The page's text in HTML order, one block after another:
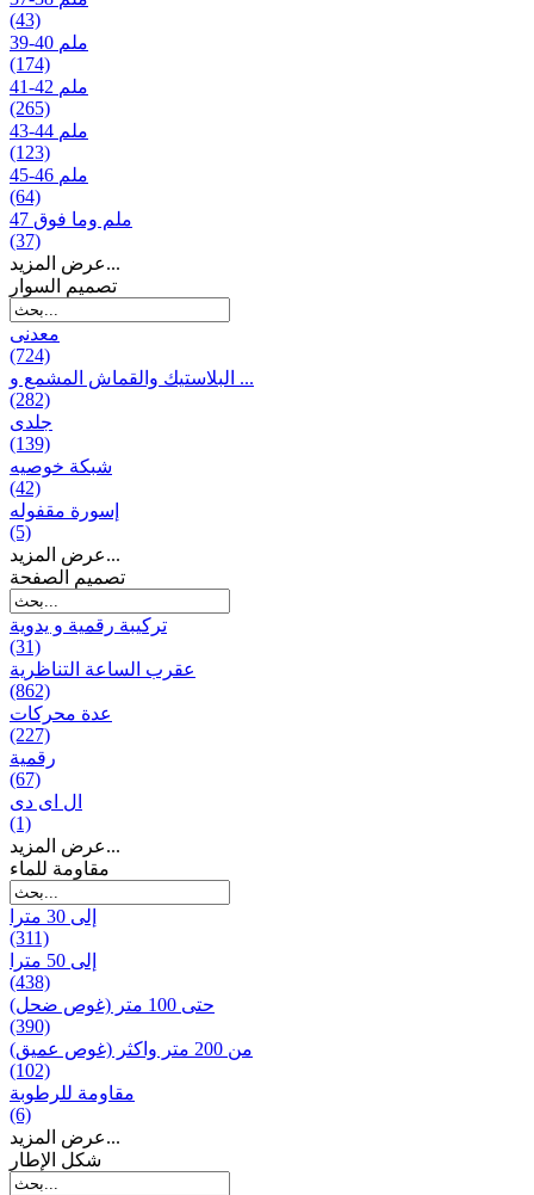
(43)
39-40 ملم
(174)
41-42 ملم
(265)
43-44 ملم
(123)
45-46 ملم
(64)
47 ملم وما فوق
(37)
عرض المزيد...
تصمیم السوار
معدنی
(724)
البلاستيك والقماش المشمع و ...
(282)
جلدی
(139)
شبكة خوصیه
(42)
إسورة مقفوله
(5)
عرض المزيد...
تصميم الصفحة
تركيبة رقمية و يدوية
(31)
عقرب الساعة التناظرية
(862)
عدة محركات
(227)
رقمية
(67)
ال ای دی
(1)
عرض المزيد...
مقاومة للماء
إلى 30 مترا
(311)
إلى 50 مترا
(438)
حتى 100 متر (غوص ضحل)
(390)
من 200 متر واکثر (غوص عميق)
(102)
مقاومة للرطوبة
(6)
عرض المزيد...
شكل الإطار